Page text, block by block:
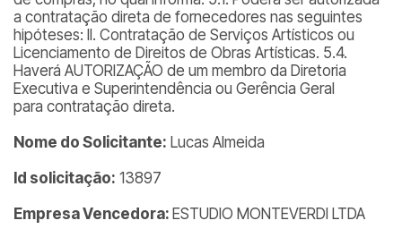
a contratação direta de fornecedores nas seguintes
hipóteses: II. Contratação de Serviços Artísticos ou
Licenciamento de Direitos de Obras Artísticas. 5.4.
Haverá AUTORIZAÇÃO de um membro da Diretoria
Executiva e Superintendência ou Gerência Geral
para contratação direta.
Nome do Solicitante: Lucas Almeida
Id solicitação: 13897
Empresa Vencedora: ESTUDIO MONTEVERDI LTDA